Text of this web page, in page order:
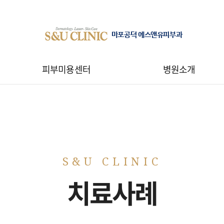
마포공덕 에스앤유피부과
피부미용센터 병원소개
치료사례